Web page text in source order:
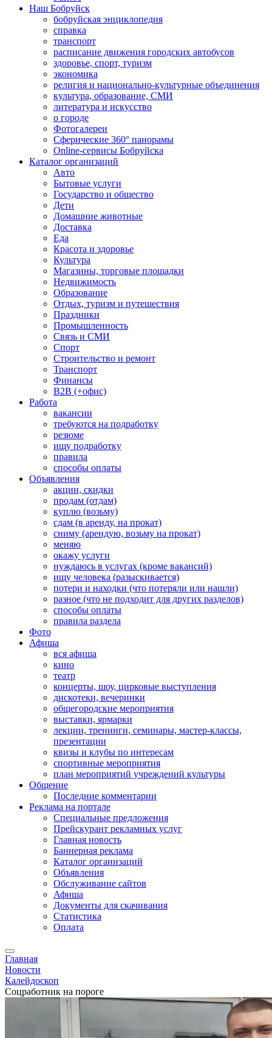
Наш Бобруйск
бобруйская энциклопедия
справка
транспорт
расписание движения городских автобусов
здоровье, спорт, туризм
экономика
религия и национально-культурные объединения
культура, образование, СМИ
литература и искусство
о городе
Фотогалереи
Сферические 360° панорамы
Online-сервисы Бобруйска
Каталог организаций
Авто
Бытовые услуги
Государство и общество
Дети
Домашние животные
Доставка
Еда
Красота и здоровье
Культура
Магазины, торговые площадки
Недвижимость
Образование
Отдых, туризм и путешествия
Праздники
Промышленность
Связь и СМИ
Спорт
Строительство и ремонт
Транспорт
Финансы
B2B (+офис)
Работа
вакансии
требуются на подработку
резюме
ищу подработку
правила
способы оплаты
Объявления
акции, скидки
продам (отдам)
куплю (возьму)
сдам (в аренду, на прокат)
сниму (арендую, возьму на прокат)
меняю
окажу услуги
нуждаюсь в услугах (кроме вакансий)
ищу человека (разыскивается)
потери и находки (что потеряли или нашли)
разное (что не подходит для других разделов)
способы оплаты
правила раздела
Фото
Афиша
вся афиша
кино
театр
концерты, шоу, цирковые выступления
дискотеки, вечеринки
общегородские мероприятия
выставки, ярмарки
лекции, тренинги, семинары, мастер-классы,
презентации
квизы и клубы по интересам
спортивные мероприятия
план мероприятий учреждений культуры
Общение
Последние комментарии
Реклама на портале
Специальные предложения
Прейскурант рекламных услуг
Главная новость
Баннерная реклама
Каталог организаций
Объявления
Обслуживание сайтов
Афиша
Документы для скачивания
Статистика
Оплата
Главная
Новости
Калейдоскоп
Соцработник на пороге